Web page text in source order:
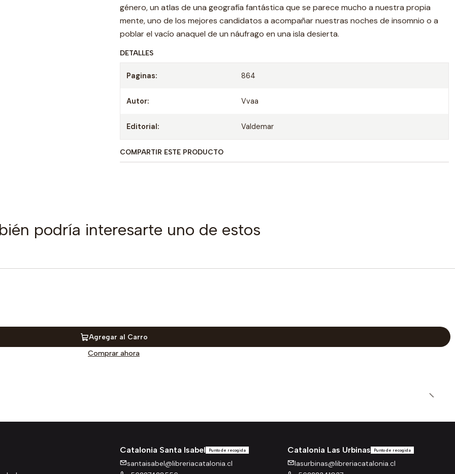
género, un atlas de una geografía fantástica que se parece mucho a nuestra propia
mente, uno de los mejores candidatos a acompañar nuestras noches de insomnio o a
poblar el vacío anaquel de un náufrago en una isla desierta.
DETALLES
Paginas: 864
Autor: Vvaa
Editorial: Valdemar
COMPARTIR ESTE PRODUCTO
podría interesarte uno de estos
Agregar al Carro
Comprar ahora
Catalonia Santa Isabel Punto de recogida
santaisabel@libreriacatalonia.cl
Catalonia Las Urbinas Punto de recogida
lasurbinas@libreriacatalonia.cl